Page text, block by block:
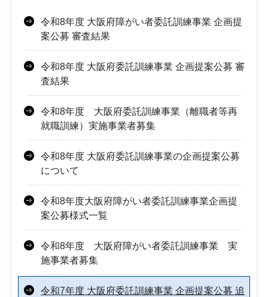
令和8年度 大阪府障がい者委託訓練事業 企画提
案公募 審査結果
令和8年度 大阪府委託訓練事業 企画提案公募 審
査結果
令和8年度 大阪府委託訓練事業（離職者等再
就職訓練）実施事業者募集
令和8年度 大阪府委託訓練事業の企画提案公募
について
令和8年度大阪府障がい者委託訓練事業企画提
案公募様式一覧
令和8年度 大阪府障がい者委託訓練事業 実
施事業者募集
令和7年度 大阪府委託訓練事業 企画提案公募 追